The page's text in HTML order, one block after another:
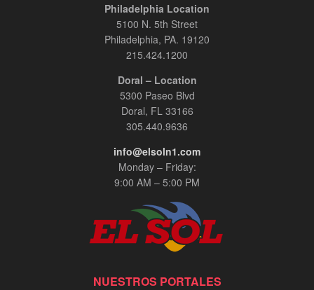
Philadelphia Location
5100 N. 5th Street
Philadelphia, PA. 19120
215.424.1200
Doral – Location
5300 Paseo Blvd
Doral, FL 33166
305.440.9636
info@elsoln1.com
Monday – Friday:
9:00 AM – 5:00 PM
NUESTROS PORTALES